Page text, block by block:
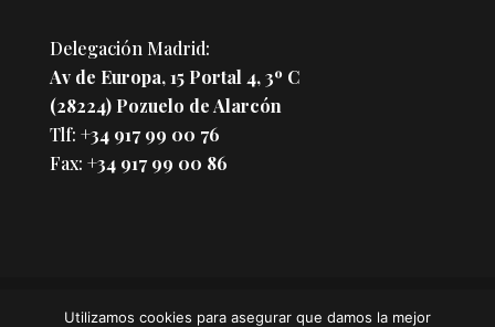
Delegación Madrid:
Av de Europa, 15 Portal 4, 3º C
(28224) Pozuelo de Alarcón
Tlf: +34 917 99 00 76
Fax: +34 917 99 00 86
Utilizamos cookies para asegurar que damos la mejor